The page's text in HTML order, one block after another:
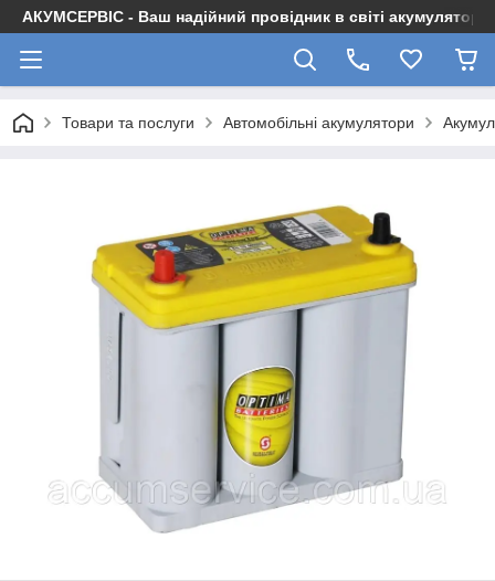
АКУМСЕРВІС - Ваш надійний провідник в світі акумуляторів
Товари та послуги Автомобільні акумулятори